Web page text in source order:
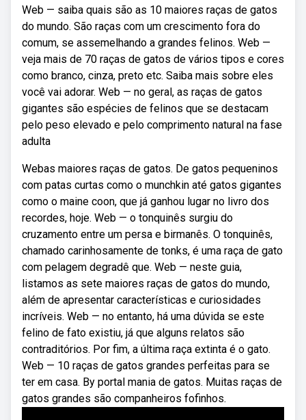
Web — saiba quais são as 10 maiores raças de gatos
do mundo. São raças com um crescimento fora do
comum, se assemelhando a grandes felinos. Web —
veja mais de 70 raças de gatos de vários tipos e cores
como branco, cinza, preto etc. Saiba mais sobre eles
você vai adorar. Web — no geral, as raças de gatos
gigantes são espécies de felinos que se destacam
pelo peso elevado e pelo comprimento natural na fase
adulta
Webas maiores raças de gatos. De gatos pequeninos
com patas curtas como o munchkin até gatos gigantes
como o maine coon, que já ganhou lugar no livro dos
recordes, hoje. Web — o tonquinês surgiu do
cruzamento entre um persa e birmanês. O tonquinês,
chamado carinhosamente de tonks, é uma raça de gato
com pelagem degradê que. Web — neste guia,
listamos as sete maiores raças de gatos do mundo,
além de apresentar características e curiosidades
incríveis. Web — no entanto, há uma dúvida se este
felino de fato existiu, já que alguns relatos são
contraditórios. Por fim, a última raça extinta é o gato.
Web — 10 raças de gatos grandes perfeitas para se
ter em casa. By portal mania de gatos. Muitas raças de
gatos grandes são companheiros fofinhos.